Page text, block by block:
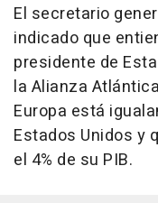
El secretario
indicado que
presidente de
la Alianza
Europa está
Estados Unidos y
el 4% de su PIB.